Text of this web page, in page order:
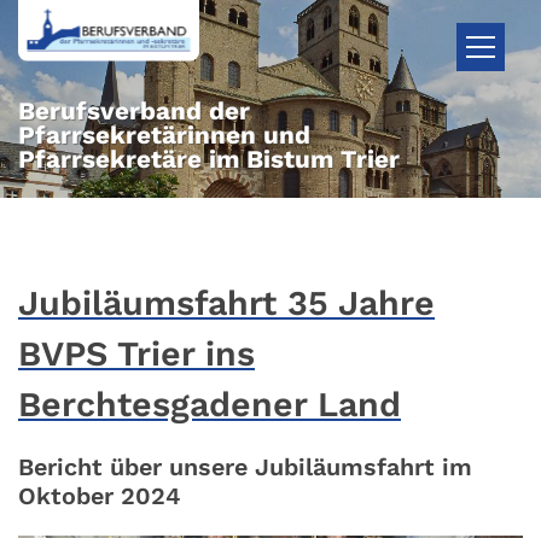
Zum Inhalt springen
Berufsverband der
Pfarrsekretärinnen und
Pfarrsekretäre im Bistum Trier
Jubiläumsfahrt 35 Jahre
BVPS Trier ins
Berchtesgadener Land
Bericht über unsere Jubiläumsfahrt im
Oktober 2024